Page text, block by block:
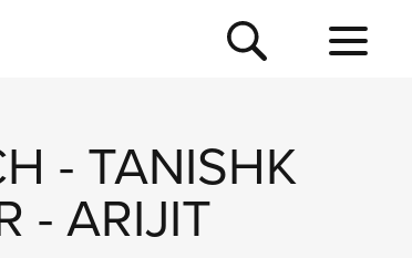
- TANISHK
-ARIJIT